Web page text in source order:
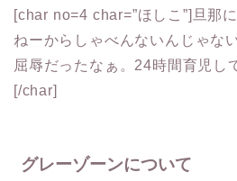
[char no=4 char=”ほしこ”]旦那
ねーからしゃべんないんじゃな
屈辱だったなぁ。24時間育児し
[/char]
グレーゾーンについて